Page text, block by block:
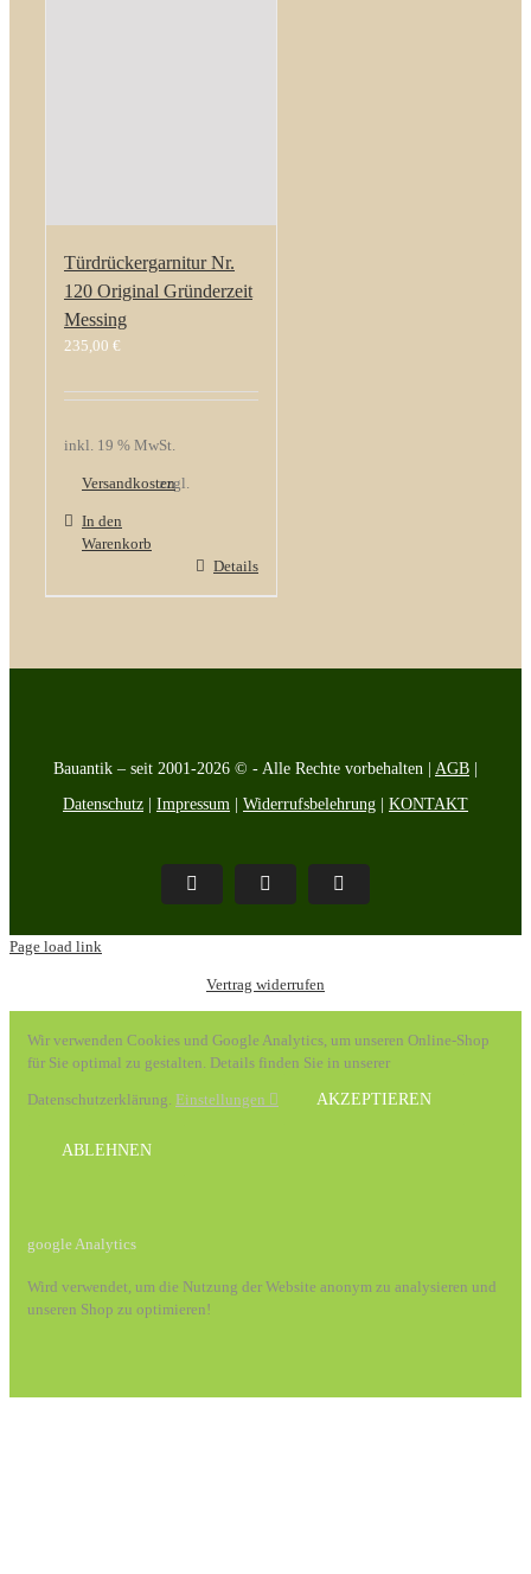
Türdrückergarnitur Nr.
120 Original Gründerzeit
Messing
235,00 €
inkl. 19 % MwSt.
zzgl.
Versandkosten
In den
Warenkorb
Details
Bauantik – seit 2001-2026 © - Alle Rechte vorbehalten | AGB
Datenschutz
Impressum Widerrufsbelehrung KONTAKT
Pinterest FacebookInstagram
Page load link
Vertrag widerrufen
Wir verwenden Cookies und Google Analytics, um unseren Online-Shop
für Sie optimal zu gestalten. Details finden Sie in unserer
Datenschutzerklärung. Einstellungen AKZEPTIEREN
ABLEHNEN
google Analytics
Wird verwendet, um die Nutzung der Website anonym zu analysieren und
unseren Shop zu optimieren!